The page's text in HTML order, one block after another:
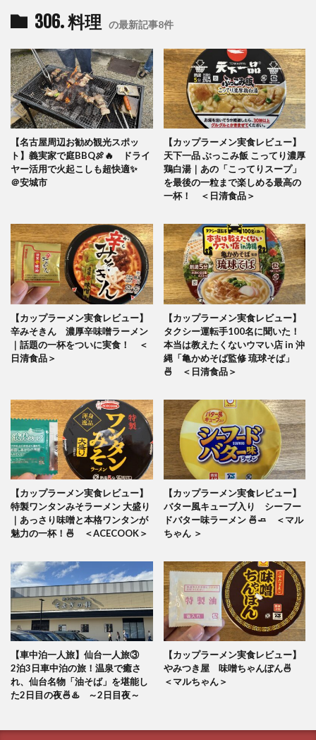
306. 料理 の最新記事8件
【名古屋周辺お勧め観光スポッ
ト】義実家で庭BBQ🍖🔥 ドライ
ヤー活用で火起こしも超快適✨
＠安城市
【カップラーメン実食レビュー】
天下一品 ぶっこみ飯 こってり濃厚
鶏白湯｜あの「こってりスープ」
を最後の一粒まで楽しめる最高の
一杯！ ＜日清食品＞
【カップラーメン実食レビュー】
辛みそきん 濃厚辛味噌ラーメン
｜話題の一杯をついに実食！ ＜
日清食品＞
【カップラーメン実食レビュー】
タクシー運転手100名に聞いた！
本当は教えたくないウマい店 in 沖
縄「亀かめそば監修 琉球そば」
🍜 ＜日清食品＞
【カップラーメン実食レビュー】
特製ワンタンみそラーメン 大盛り
｜あっさり味噌と本格ワンタンが
魅力の一杯！🍜 ＜ACECOOK＞
【カップラーメン実食レビュー】
バター風キューブ入り シーフー
ドバター味ラーメン 🍜🧈 ＜マル
ちゃん ＞
【車中泊一人旅】仙台一人旅③
2泊3日車中泊の旅！温泉で癒さ
れ、仙台名物「油そば」を堪能し
た2日目の夜🍜♨️ ～2日目夜～
【カップラーメン実食レビュー】
やみつき屋 味噌ちゃんぽん🍜
＜マルちゃん＞